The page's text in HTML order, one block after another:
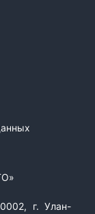
г. Улан-